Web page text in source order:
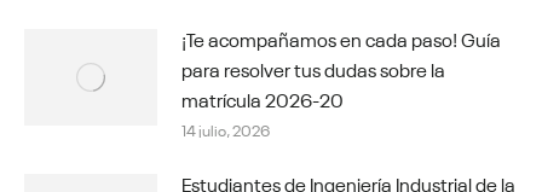
¡Te acompañamos en cada paso! Guía
para resolver tus dudas sobre la
matrícula 2026-20
14 julio, 2026
Estudiantes de Ingeniería Industrial de la